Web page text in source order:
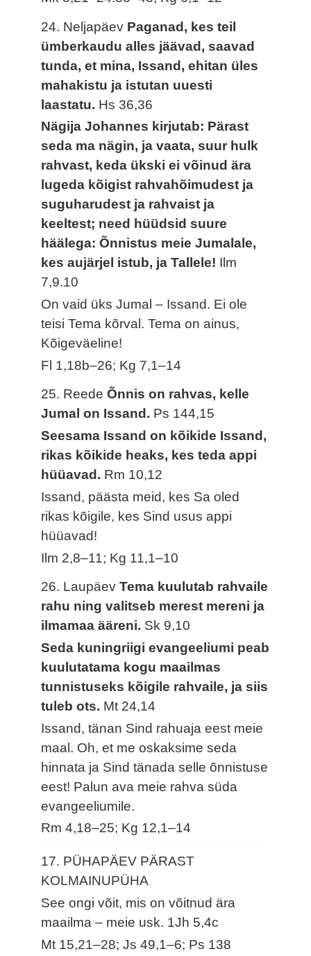
24. Neljapäev Paganad, kes teil
ümberkaudu alles jäävad, saavad
tunda, et mina, Issand, ehitan üles
mahakistu ja istutan uuesti
laastatu. Hs 36,36
Nägija Johannes kirjutab: Pärast
seda ma nägin, ja vaata, suur hulk
rahvast, keda ükski ei võinud ära
lugeda kõigist rahvahõimudest ja
suguharudest ja rahvaist ja
keeltest; need hüüdsid suure
häälega: Õnnistus meie Jumalale,
kes aujärjel istub, ja Tallele! Ilm
7,9.10
On vaid üks Jumal – Issand. Ei ole
teisi Tema kõrval. Tema on ainus,
Kõigeväeline!
Fl 1,18b–26; Kg 7,1–14
25. ReedeÕnnis on rahvas, kelle
Jumal on Issand. Ps 144,15
Seesama Issand on kõikide Issand,
rikas kõikide heaks, kes teda appi
hüüavad. Rm 10,12
Issand, päästa meid, kes Sa oled
rikas kõigile, kes Sind usus appi
hüüavad!
Ilm 2,8–11; Kg 11,1–10
26. LaupäevTema kuulutab rahvaile
rahu ning valitseb merest mereni ja
ilmamaa ääreni. Sk 9,10
Seda kuningriigi evangeeliumi peab
kuulutatama kogu maailmas
tunnistuseks kõigile rahvaile, ja siis
tuleb ots. Mt 24,14
Issand, tänan Sind rahuaja eest meie
maal. Oh, et me oskaksime seda
hinnata ja Sind tänada selle õnnistuse
eest! Palun ava meie rahva süda
evangeeliumile.
Rm 4,18–25; Kg 12,1–14
17. PÜHAPÄEV PÄRAST
KOLMAINUPÜHA
See ongi võit, mis on võitnud ära
maailma – meie usk. 1Jh 5,4c
Mt 15,21–28; Js 49,1–6; Ps 138